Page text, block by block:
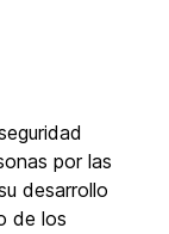
por las
desarrollo
de los